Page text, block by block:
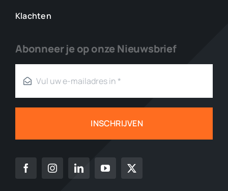
Klachten
Abonneer je op onze Nieuwsbrief
INSCHRIJVEN